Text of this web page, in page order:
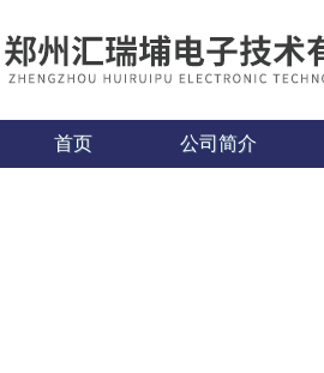
首页 公司简介